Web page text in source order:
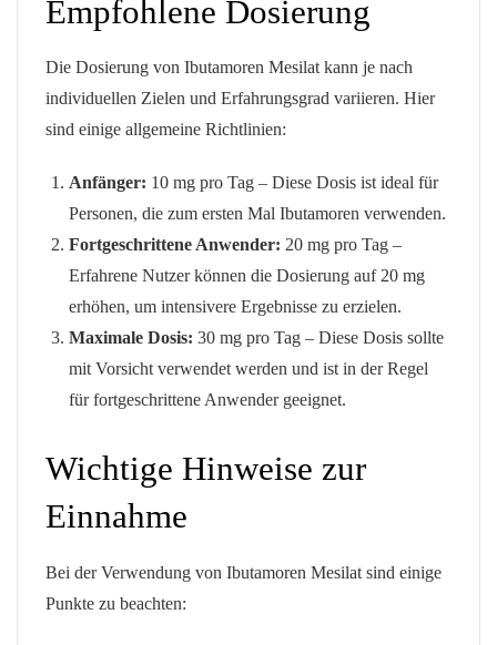
Empfohlene Dosierung
Die Dosierung von Ibutamoren Mesilat kann je nach
individuellen Zielen und Erfahrungsgrad variieren. Hier
sind einige allgemeine Richtlinien:
Anfänger: 10 mg pro Tag – Diese Dosis ist ideal für
Personen, die zum ersten Mal Ibutamoren verwenden.
Fortgeschrittene Anwender: 20 mg pro Tag –
Erfahrene Nutzer können die Dosierung auf 20 mg
erhöhen, um intensivere Ergebnisse zu erzielen.
Maximale Dosis: 30 mg pro Tag – Diese Dosis sollte
mit Vorsicht verwendet werden und ist in der Regel
für fortgeschrittene Anwender geeignet.
Wichtige Hinweise zur
Einnahme
Bei der Verwendung von Ibutamoren Mesilat sind einige
Punkte zu beachten: